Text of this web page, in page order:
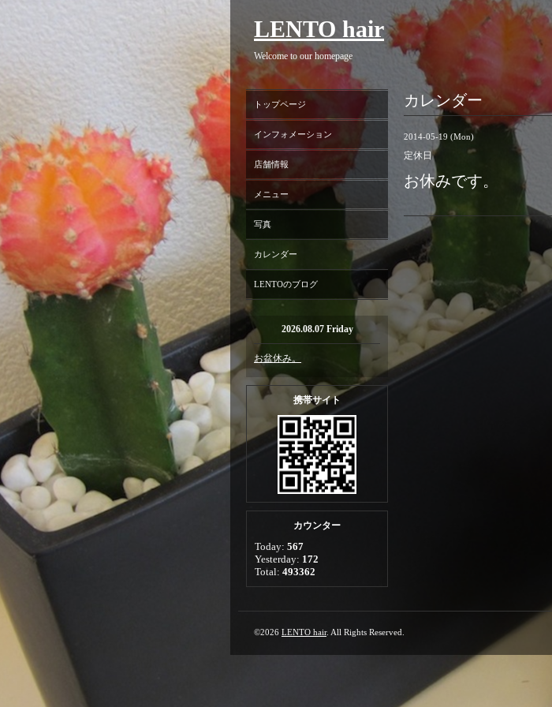
LENTO hair
Welcome to our homepage
カレンダー
2014-05-19 (Mon)
定休日
お休みです。
トップページ
インフォメーション
店舗情報
メニュー
写真
カレンダー
LENTOのブログ
2026.08.07 Friday
お盆休み。
携帯サイト
カウンター
Today: 567
Yesterday: 172
Total: 493362
©2026 LENTO hair. All Rights Reserved.